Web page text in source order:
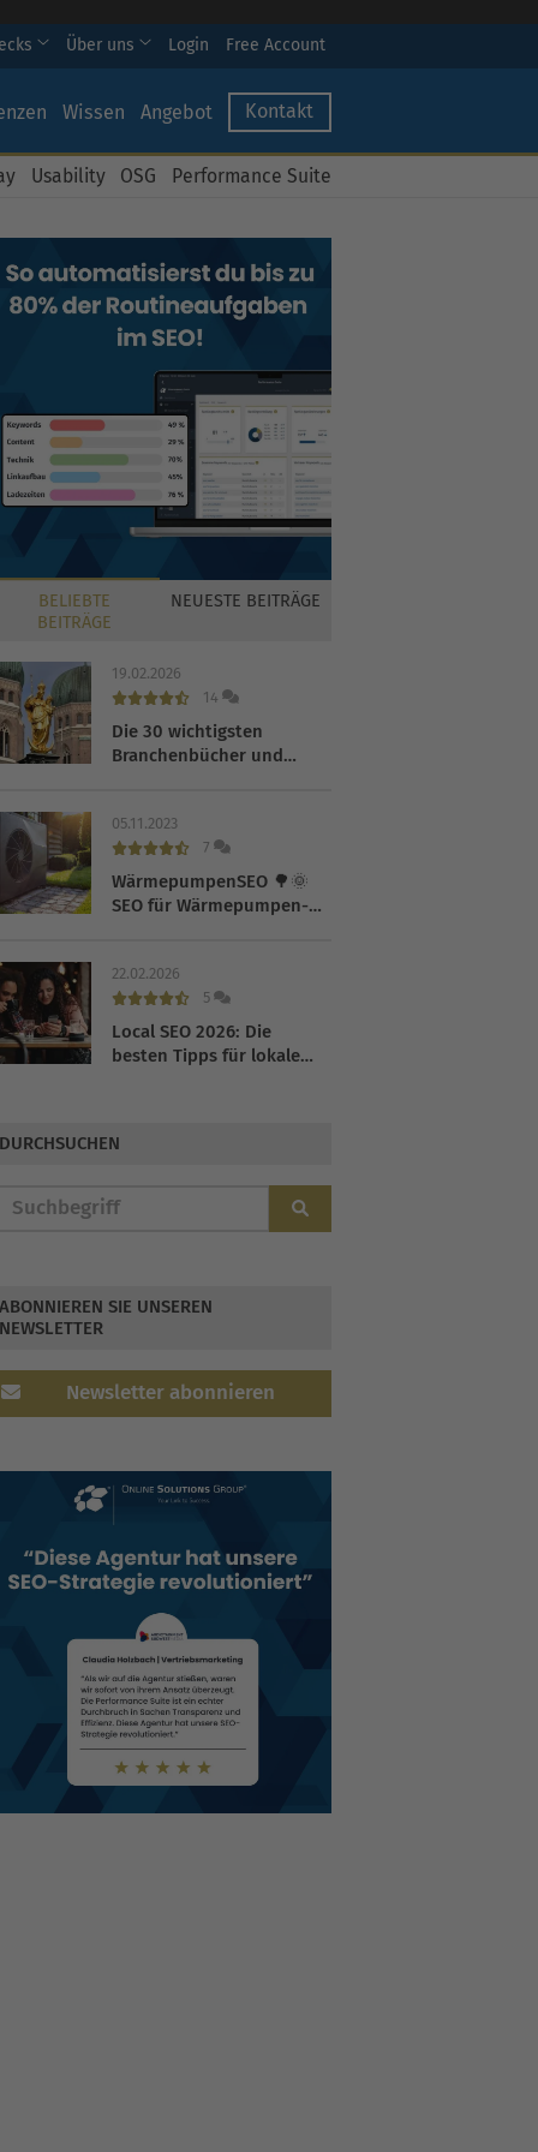
Über uns Login Free Account
Wissen Angebot Kontakt
Usability OSG Performance Suite
BELIEBTE
BEITRÄGE
NEUESTE BEITRÄGE
19.02.2026
14
Die 30 wichtigsten
Branchenbücher und
05.11.2023
7
WärmepumpenSEO 🌳🌞
SEO für Wärmepumpen-
22.02.2026
5
Local SEO 2026: Die
besten Tipps für lokale
DURCHSUCHEN
ABONNIEREN SIE UNSEREN
NEWSLETTER
Newsletter abonnieren